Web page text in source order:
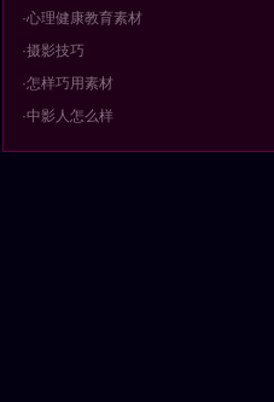
·心理健康教育素材
·摄影技巧
·怎样巧用素材
·中影人怎么样